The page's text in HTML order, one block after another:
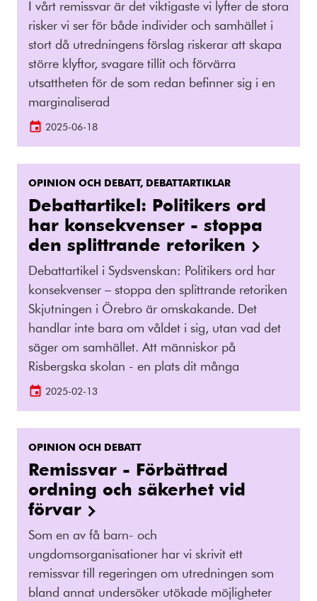
I vårt remissvar är det viktigaste vi lyfter de stora
risker vi ser för både individer och samhället i
stort då utredningens förslag riskerar att skapa
större klyftor, svagare tillit och förvärra
utsattheten för de som redan befinner sig i en
marginaliserad
2025-06-18
OPINION OCH DEBATT, DEBATTARTIKLAR
Debattartikel: Politikers ord
har konsekvenser - stoppa
den splittrande retoriken
Debattartikel i Sydsvenskan: Politikers ord har
konsekvenser – stoppa den splittrande retoriken
Skjutningen i Örebro är omskakande. Det
handlar inte bara om våldet i sig, utan vad det
säger om samhället. Att människor på
Risbergska skolan - en plats dit många
2025-02-13
OPINION OCH DEBATT
Remissvar - Förbättrad
ordning och säkerhet vid
förvar
Som en av få barn- och
ungdomsorganisationer har vi skrivit ett
remissvar till regeringen om utredningen som
bland annat undersöker utökade möjligheter